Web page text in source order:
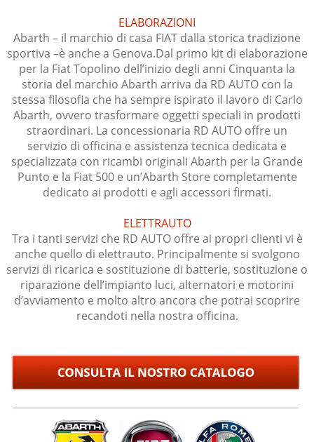
ELABORAZIONI
Abarth – il marchio di casa FIAT dalla storica tradizione
sportiva –è anche a Genova.Dal primo kit di elaborazione
per la Fiat Topolino dell’inizio degli anni Cinquanta la
storia del marchio Abarth arriva da RD AUTO con la
stessa filosofia che ha sempre ispirato il lavoro di Carlo
Abarth, ovvero trasformare oggetti speciali in prodotti
straordinari. La concessionaria RD AUTO offre un
servizio di officina e assistenza tecnica dedicata e
specializzata con ricambi originali Abarth per la Grande
Punto e la Fiat 500 e un’Abarth Store completamente
dedicato ai prodotti e agli accessori firmati.
ELETTRAUTO
Tra i tanti servizi che RD AUTO offre ai propri clienti vi è
anche quello di elettrauto. Principalmente si svolgono
servizi di ricarica e sostituzione di batterie, sostituzione o
riparazione dell’impianto luci, alternatori e motorini
d’avviamento e molto altro ancora che potrai scoprire
recandoti nella nostra officina.